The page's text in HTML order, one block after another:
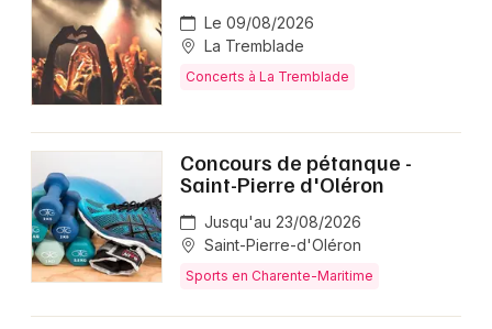
Le 09/08/2026
La Tremblade
Concerts à La Tremblade
Concours de pétanque -
Saint-Pierre d'Oléron
Jusqu'au 23/08/2026
Saint-Pierre-d'Oléron
Sports en Charente-Maritime